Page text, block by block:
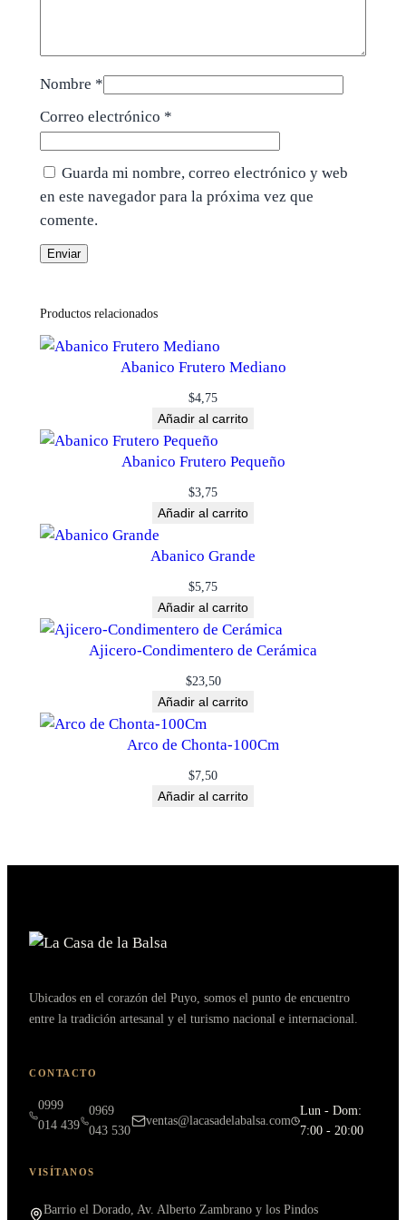
Nombre *
Correo electrónico *
Guarda mi nombre, correo electrónico y web
en este navegador para la próxima vez que
comente.
Productos relacionados
Abanico Frutero Mediano
$4,75
Añadir al carrito
Abanico Frutero Pequeño
$3,75
Añadir al carrito
Abanico Grande
$5,75
Añadir al carrito
Ajicero-Condimentero de Cerámica
$23,50
Añadir al carrito
Arco de Chonta-100Cm
$7,50
Añadir al carrito
Ubicados en el corazón del Puyo, somos el punto de encuentro
entre la tradición artesanal y el turismo nacional e internacional.
CONTACTO
0999
014 439
0969
043 530
ventas@lacasadelabalsa.com
Lun - Dom:
7:00 - 20:00
VISÍTANOS
Barrio el Dorado, Av. Alberto Zambrano y los Pindos